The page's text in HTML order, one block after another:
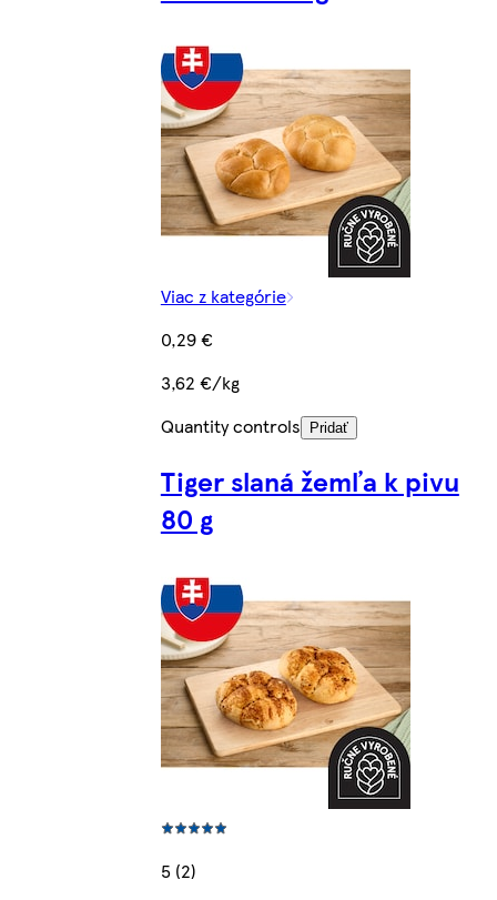
Viac z kategórie
0,29 €
3,62 €/kg
Quantity controls
Pridať
Tiger slaná žemľa k pivu
80 g
5 (2)